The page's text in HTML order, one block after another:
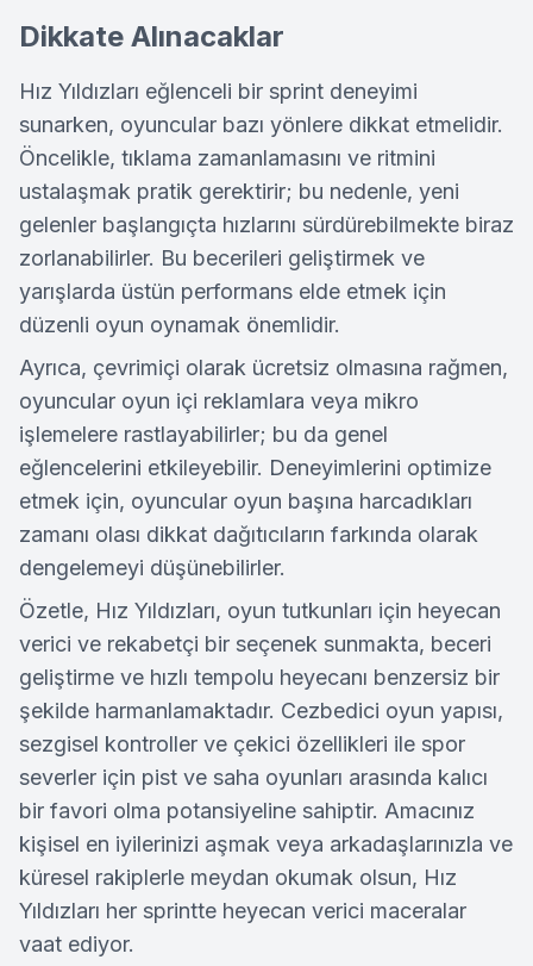
Dikkate Alınacaklar
Hız Yıldızları eğlenceli bir sprint deneyimi
sunarken, oyuncular bazı yönlere dikkat etmelidir.
Öncelikle, tıklama zamanlamasını ve ritmini
ustalaşmak pratik gerektirir; bu nedenle, yeni
gelenler başlangıçta hızlarını sürdürebilmekte biraz
zorlanabilirler. Bu becerileri geliştirmek ve
yarışlarda üstün performans elde etmek için
düzenli oyun oynamak önemlidir.
Ayrıca, çevrimiçi olarak ücretsiz olmasına rağmen,
oyuncular oyun içi reklamlara veya mikro
işlemelere rastlayabilirler; bu da genel
eğlencelerini etkileyebilir. Deneyimlerini optimize
etmek için, oyuncular oyun başına harcadıkları
zamanı olası dikkat dağıtıcıların farkında olarak
dengelemeyi düşünebilirler.
Özetle, Hız Yıldızları, oyun tutkunları için heyecan
verici ve rekabetçi bir seçenek sunmakta, beceri
geliştirme ve hızlı tempolu heyecanı benzersiz bir
şekilde harmanlamaktadır. Cezbedici oyun yapısı,
sezgisel kontroller ve çekici özellikleri ile spor
severler için pist ve saha oyunları arasında kalıcı
bir favori olma potansiyeline sahiptir. Amacınız
kişisel en iyilerinizi aşmak veya arkadaşlarınızla ve
küresel rakiplerle meydan okumak olsun, Hız
Yıldızları her sprintte heyecan verici maceralar
vaat ediyor.